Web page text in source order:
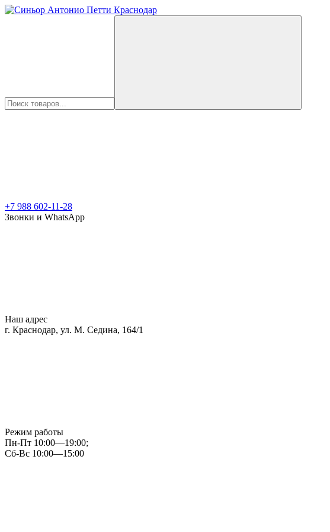
+7 988 602-11-28
Звонки и WhatsApp
Наш адрес
г. Краснодар, ул. М. Седина, 164/1
Режим работы
Пн-Пт 10:00—19:00;
Сб-Вс 10:00—15:00